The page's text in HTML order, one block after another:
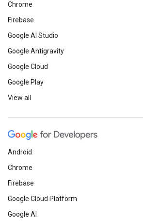
Chrome
Firebase
Google AI Studio
Google Antigravity
Google Cloud
Google Play
View all
Android
Chrome
Firebase
Google Cloud Platform
Google AI